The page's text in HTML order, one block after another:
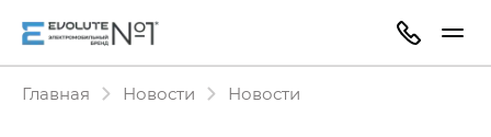
Главная Новости Новости